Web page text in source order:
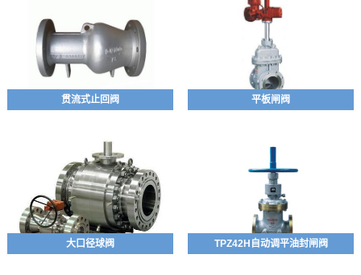
贯流式止回阀 平板闸阀
大口径球阀 TPZ42H自动调平油封闸阀